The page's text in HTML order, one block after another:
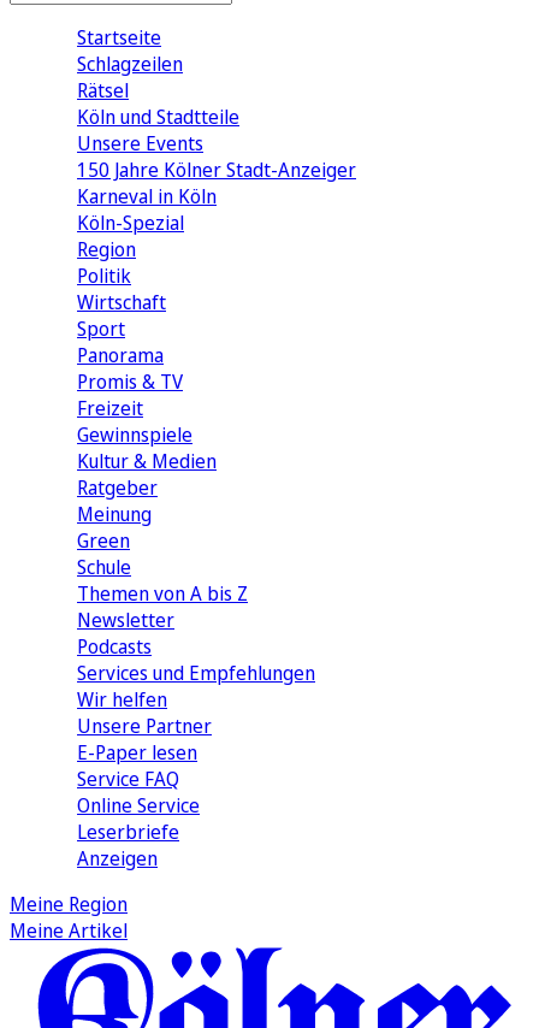
Startseite
Schlagzeilen
Rätsel
Köln und Stadtteile
Unsere Events
150 Jahre Kölner Stadt-Anzeiger
Karneval in Köln
Köln-Spezial
Region
Politik
Wirtschaft
Sport
Panorama
Promis & TV
Freizeit
Gewinnspiele
Kultur & Medien
Ratgeber
Meinung
Green
Schule
Themen von A bis Z
Newsletter
Podcasts
Services und Empfehlungen
Wir helfen
Unsere Partner
E-Paper lesen
Service FAQ
Online Service
Leserbriefe
Anzeigen
Meine Region
Meine Artikel